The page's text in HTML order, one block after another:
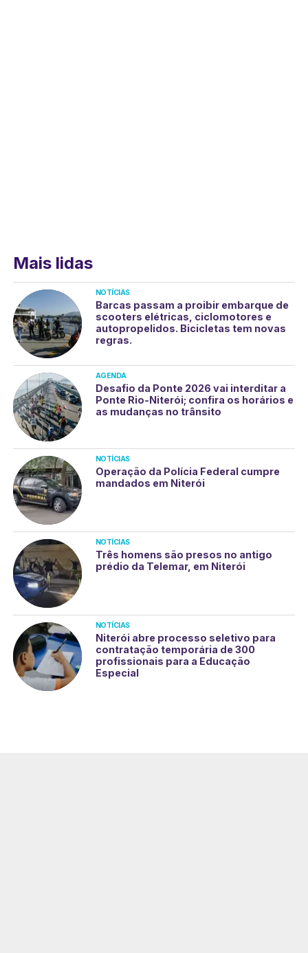
Mais lidas
NOTÍCIAS
Barcas passam a proibir embarque de
scooters elétricas, ciclomotores e
autopropelidos. Bicicletas tem novas
regras.
AGENDA
Desafio da Ponte 2026 vai interditar a
Ponte Rio-Niterói; confira os horários e
as mudanças no trânsito
NOTÍCIAS
Operação da Polícia Federal cumpre
mandados em Niterói
NOTÍCIAS
Três homens são presos no antigo
prédio da Telemar, em Niterói
NOTÍCIAS
Niterói abre processo seletivo para
contratação temporária de 300
profissionais para a Educação
Especial